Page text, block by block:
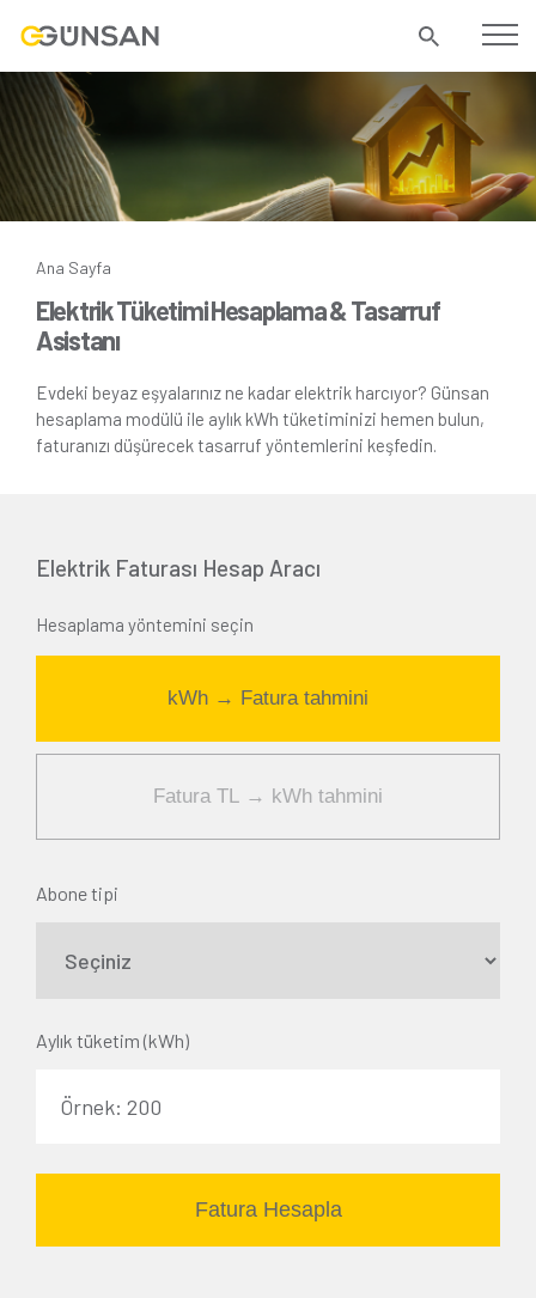
Ana Sayfa
Elektrik Tüketimi Hesaplama & Tasarruf
Asistanı
Evdeki beyaz eşyalarınız ne kadar elektrik harcıyor? Günsan
hesaplama modülü ile aylık kWh tüketiminizi hemen bulun,
faturanızı düşürecek tasarruf yöntemlerini keşfedin.
Elektrik Faturası Hesap Aracı
Hesaplama yöntemini seçin
kWh → Fatura tahmini
Fatura TL → kWh tahmini
Abone tipi
Aylık tüketim (kWh)
Fatura Hesapla